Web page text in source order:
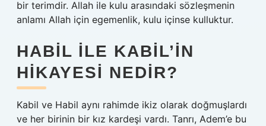
bir terimdir. Allah ile kulu arasındaki sözleşmenin
anlamı Allah için egemenlik, kulu içinse kulluktur.
HABIL ILE KABIL’IN
HIKAYESI NEDIR?
Kabil ve Habil aynı rahimde ikiz olarak doğmuşlardı
ve her birinin bir kız kardeşi vardı. Tanrı, Adem’e bu